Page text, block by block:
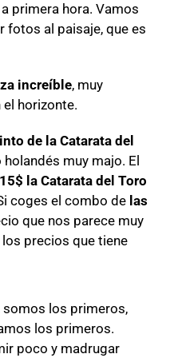
primera hora. Vamos
fotos al paisaje, que es
increíble, muy
el horizonte.
de la Catarata del
muy majo. El
15$ la Catarata del Toro
coges el combo de las
que nos parece muy
precios que tiene
somos los primeros,
los primeros.
poco y madrugar